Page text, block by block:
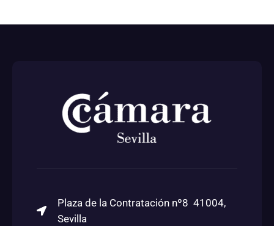
Plaza de la Contratación nº8 41004,
Sevilla